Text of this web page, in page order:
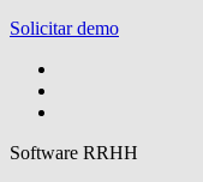
Solicitar demo
Software RRHH